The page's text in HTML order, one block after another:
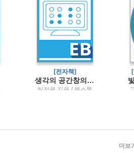
[전자책]
생각의 공간창의성이라는 욕구를 다루는 법
허정원 지음 / 북스톤
더보